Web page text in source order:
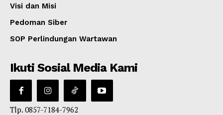
Visi dan Misi
Pedoman Siber
SOP Perlindungan Wartawan
Ikuti Sosial Media Kami
Tlp. 0857-7184-7962